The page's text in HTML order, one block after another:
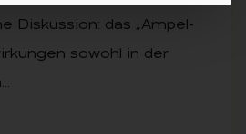
Diskussion: das „Ampel-
sowohl in der